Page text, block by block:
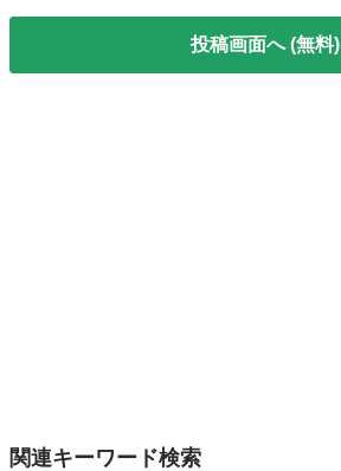
投稿画面へ (無料)
関連キーワード検索